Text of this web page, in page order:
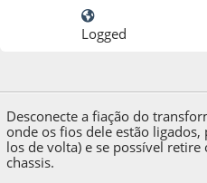
Logged
Desconecte a fiação do
onde os fios dele estão
los de volta) e se possível
chassis.